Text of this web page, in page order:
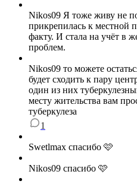
Nikos09 Я тоже живу не
прикрепилась к местной
факту. И стала на учёт в
проблем.
Nikos09 то можете
будет сходить к пару
один из них
месту жительства вам
туберкулеза
1
Swetlmax спасибо 🩷
Nikos09 спасибо 🩷